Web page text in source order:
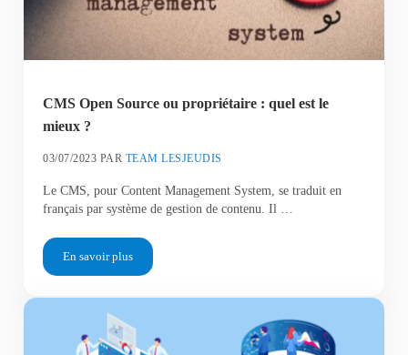
CMS Open Source ou propriétaire : quel est le
mieux ?
03/07/2023 PAR TEAM LESJEUDIS
Le CMS, pour Content Management System, se traduit en
français par système de gestion de contenu. Il …
En savoir plusCMS Open Source ou propriétaire : quel est le mieux ?